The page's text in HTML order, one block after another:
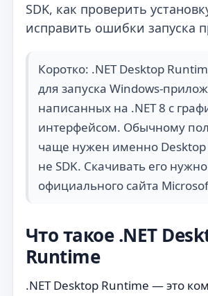
SDK, как проверить
исправить ошибки запуска
Коротко: .NET Desktop
для запуска Windows-
написанных на .NET 8 с
интерфейсом. Обычному
чаще нужен именно Desktop
не SDK. Скачивать его
официального сайта
Что такое .NET
Runtime
.NET Desktop Runtime — это